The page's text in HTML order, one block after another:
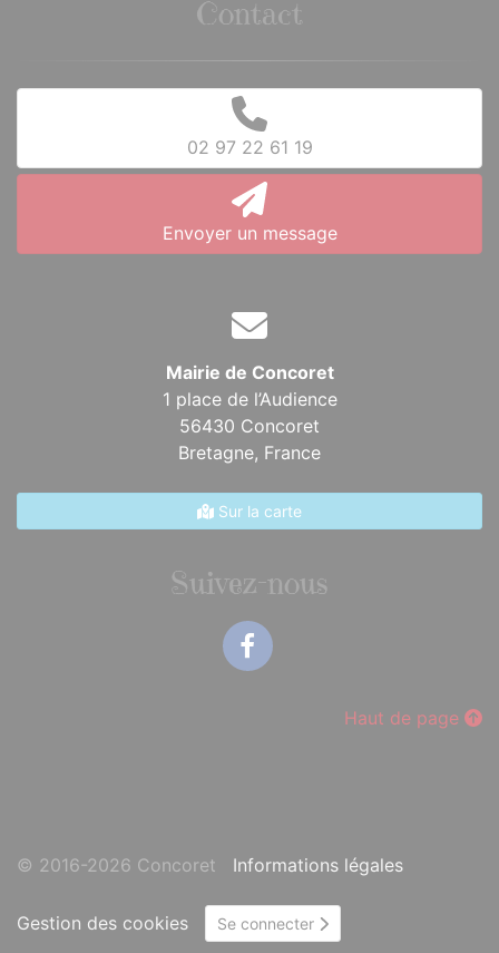
Contact
02 97 22 61 19
Envoyer un message
Mairie de Concoret
1 place de l’Audience
56430 Concoret
Bretagne, France
Sur la carte
Suivez-nous
Haut de page
© 2016-2026 Concoret Informations légales
Gestion des cookies Se connecter